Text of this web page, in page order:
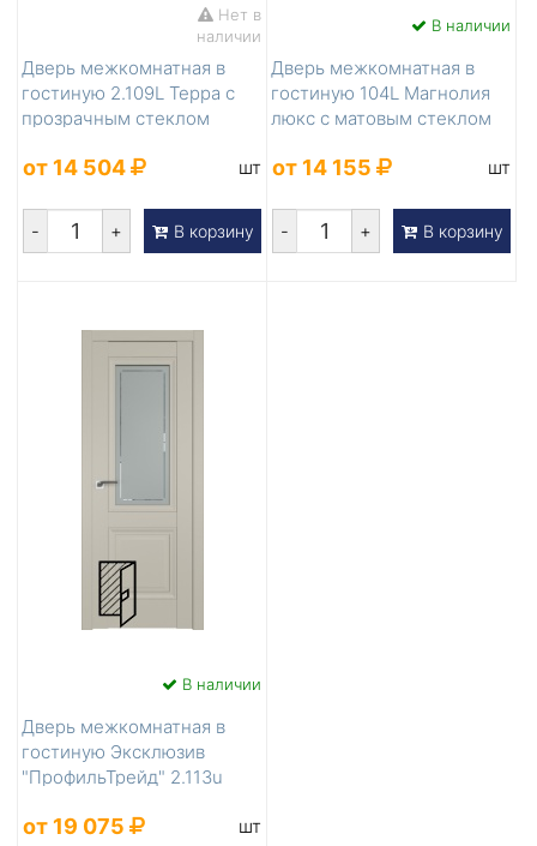
Нет в
наличии
Дверь межкомнатная в
гостиную 2.109L Терра с
прозрачным стеклом
от 14 504 шт
- + В корзину
В наличии
Дверь межкомнатная в
гостиную 104L Магнолия
люкс с матовым стеклом
от 14 155 шт
- + В корзину
В наличии
Дверь межкомнатная в
гостиную Эксклюзив
"ПрофильТрейд" 2.113u
от 19 075 шт